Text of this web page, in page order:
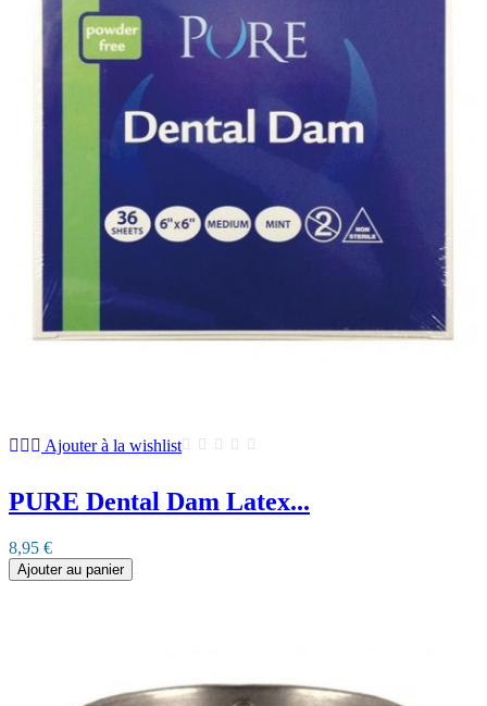
Ajouter à la wishlist
PURE Dental Dam Latex...
8,95 €
Ajouter au panier